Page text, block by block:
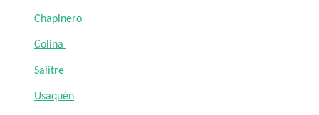
Chapinero
Colina
Salitre
Usaquén